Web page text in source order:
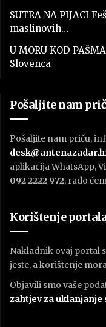
SUTRA NA PIJACI
maslinovih…
U MORU KOD
Slovenca
Pošaljite nam
Pošaljite nam priču,
aplikacija WhatsApp,
092 2222 972, rado
Korištenje
Nakladnik ovaj portal
jeste, a korištenje
Objavili smo vaše
zahtjev za uklanjanje